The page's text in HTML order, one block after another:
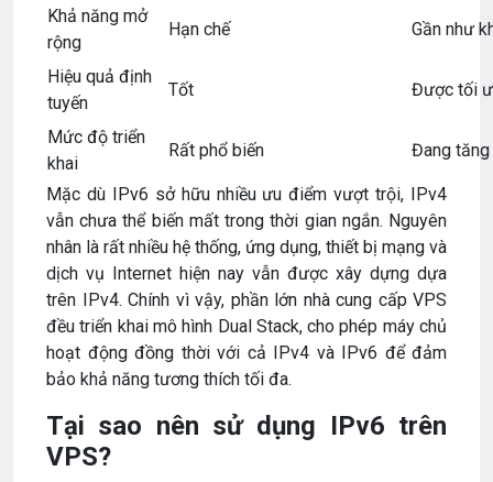
Khả năng mở
rộng
Hạn chế Gần như
Hiệu quả định
tuyến
Tốt Được tối
Mức độ triển
khai
Rất phổ biến Đang tăng
Mặc dù IPv6 sở hữu nhiều ưu điểm vượt trội, IPv4
vẫn chưa thể biến mất trong thời gian ngắn. Nguyên
nhân là rất nhiều hệ thống, ứng dụng, thiết bị mạng và
dịch vụ Internet hiện nay vẫn được xây dựng dựa
trên IPv4. Chính vì vậy, phần lớn nhà cung cấp VPS
đều triển khai mô hình Dual Stack, cho phép máy chủ
hoạt động đồng thời với cả IPv4 và IPv6 để đảm
bảo khả năng tương thích tối đa.
Tại sao nên sử dụng IPv6 trên
VPS?